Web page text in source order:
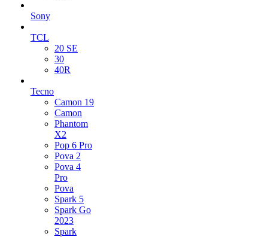
Sony
TCL
20 SE
30
40R
Tecno
Camon 19
Camon
Phantom
X2
Pop 6 Pro
Pova 2
Pova 4
Pro
Pova
Spark 5
Spark Go
2023
Spark